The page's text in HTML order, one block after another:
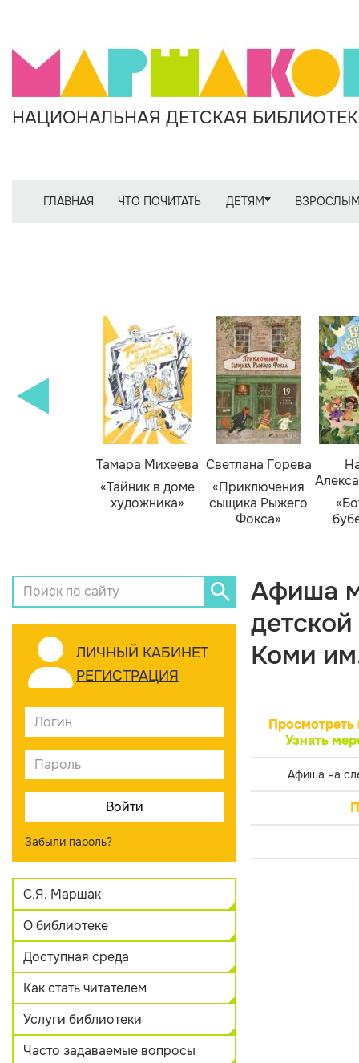
НАЦИОНАЛЬНАЯ ДЕТСКАЯ
ГЛАВНАЯ ЧТО ПОЧИТАТЬ ДЕТЯМ
Тамара Михеева
«Тайник в доме
художника»
Светлана Горева
«Приключения
сыщика Рыжего
Фокса»
ЛИЧНЫЙ КАБИНЕТ
РЕГИСТРАЦИЯ
Забыли пароль?
С.Я. Маршак
О библиотеке
Доступная среда
Как стать читателем
Услуги библиотеки
Часто задаваемые вопросы
Афиша
Коми
Просмотреть
Узнать
Афиша на